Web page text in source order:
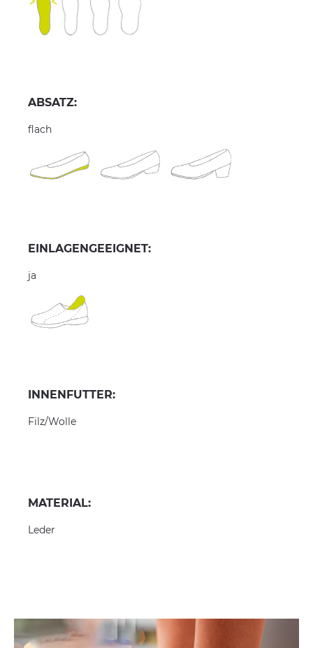
ABSATZ:
flach
EINLAGENGEEIGNET:
ja
INNENFUTTER:
Filz/Wolle
MATERIAL:
Leder